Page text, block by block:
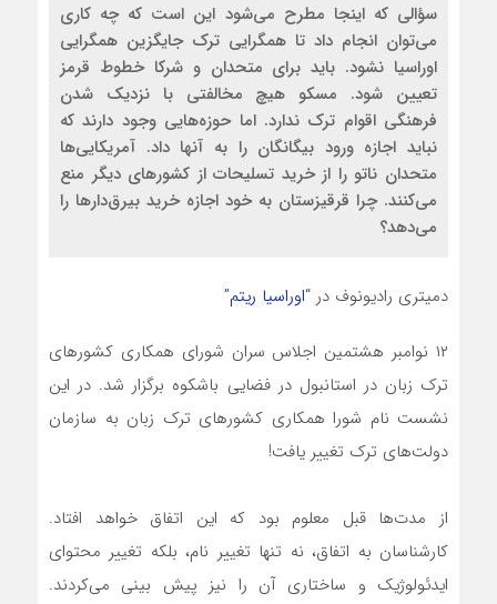
سؤالی که اینجا مطرح می‌شود این است که چه کاری
می‌توان انجام داد تا همگرایی ترک جایگزین همگرایی
اوراسیا نشود. باید برای متحدان و شرکا خطوط قرمز
تعیین شود. مسکو هیچ مخالفتی با نزدیک شدن
فرهنگی اقوام ترک ندارد. اما حوزه‌هایی وجود دارند که
نباید اجازه ورود بیگانگان را به آنها داد. آمریکایی‌ها
متحدان ناتو را از خرید تسلیحات از کشورهای دیگر منع
می‌کنند. چرا قرقیزستان به خود اجازه خرید بیرق‌دارها را
می‌دهد؟
دمیتری رادیونوف در “اوراسیا ریتم”
۱۲ نوامبر هشتمین اجلاس سران شورای همکاری کشورهای
ترک زبان در استانبول در فضایی باشکوه برگزار شد. در این
نشست نام شورا همکاری کشورهای ترک زبان به سازمان
دولت‌های ترک تغییر یافت!
از مدت‌ها قبل معلوم بود که این اتفاق خواهد افتاد.
کارشناسان به اتفاق، نه تنها تغییر نام، بلکه تغییر محتوای
ایدئولوژیک و ساختاری آن را نیز پیش بینی می‌کردند.